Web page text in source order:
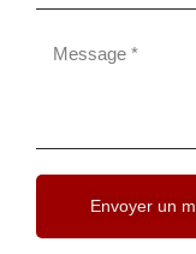
Envoyer un